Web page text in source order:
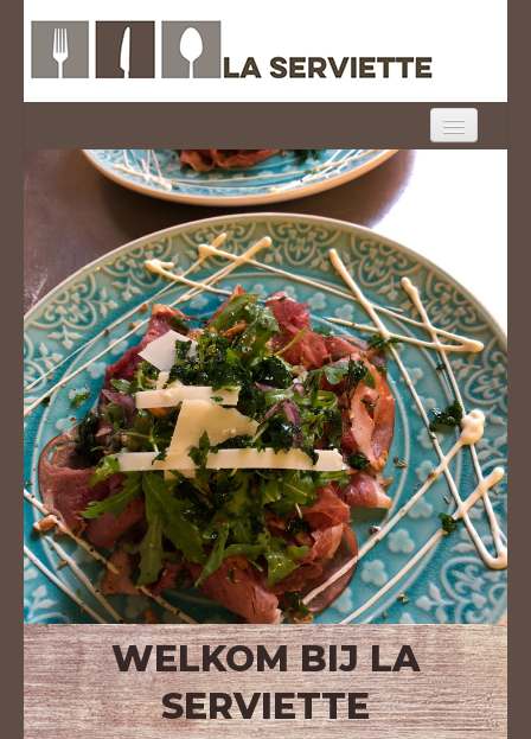
HOME
MENU
ONTBIJT
FOTO'S
CONTACT
MEENEEM
LOGIN
WELKOM BIJ LA
SERVIETTE